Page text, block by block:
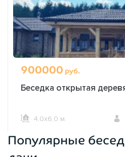
900000 руб.
Беседка открытая
4,0х6,0 м.
ОФОРМИТЬ
Популярные